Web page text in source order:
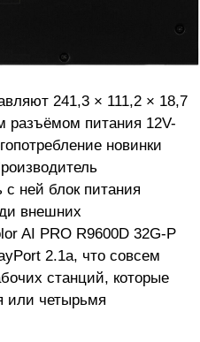
241,3 × 111,2 × 18,7
разъёмом питания 12V-
новинки
с ней блок питания
внешних
AI PRO R9600D 32G-P
2.1a, что совсем
станций, которые
или четырьмя